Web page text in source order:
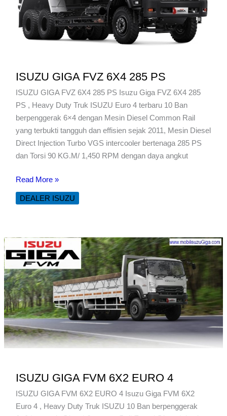
ISUZU GIGA FVZ 6X4 285 PS
ISUZU GIGA FVZ 6X4 285 PS Isuzu Giga FVZ 6X4 285
PS , Heavy Duty Truk ISUZU Euro 4 terbaru 10 Ban
berpenggerak 6×4 dengan Mesin Diesel Common Rail
yang terbukti tangguh dan effisien sejak 2011, Mesin Diesel
Direct Injection Turbo VGS intercooler bertenaga 285 PS
dan Torsi 90 KG.M/ 1,450 RPM dengan daya angkut
ISUZU
GIGA
FVZ
PS
Read More »
DEALER ISUZU
ISUZU GIGA FVM 6X2 EURO 4
ISUZU GIGA FVM 6X2 EURO 4 Isuzu Giga FVM 6X2
Euro 4 , Heavy Duty Truk ISUZU 10 Ban berpenggerak